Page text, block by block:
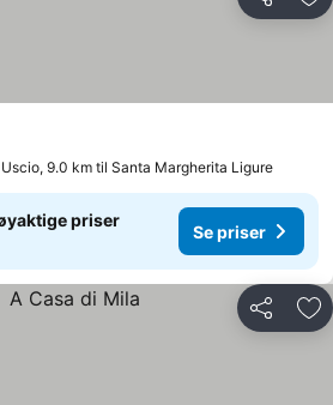
Del
Uscio, 9.0 km til Santa Margherita Ligure
priser
Se priser
Del